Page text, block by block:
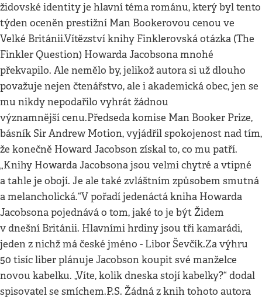
židovské identity je hlavní téma románu, který byl tento
týden oceněn prestižní Man Bookerovou cenou ve
Velké Británii.Vítězství knihy Finklerovská otázka (The
Finkler Question) Howarda Jacobsona mnohé
překvapilo. Ale nemělo by, jelikož autora si už dlouho
považuje nejen čtenářstvo, ale i akademická obec, jen se
mu nikdy nepodařilo vyhrát žádnou
významnější cenu.Předseda komise Man Booker Prize,
básník Sir Andrew Motion, vyjádřil spokojenost nad tím,
že konečně Howard Jacobson získal to, co mu patří.
„Knihy Howarda Jacobsona jsou velmi chytré a vtipné
a tahle je obojí. Je ale také zvláštním způsobem smutná
a melancholická.“V pořadí jedenáctá kniha Howarda
Jacobsona pojednává o tom, jaké to je být Židem
v dnešní Británii. Hlavními hrdiny jsou tři kamarádi,
jeden z nichž má české jméno - Libor Ševčík.Za výhru
50 tisíc liber plánuje Jacobson koupit své manželce
novou kabelku. „Víte, kolik dneska stojí kabelky?“ dodal
spisovatel se smíchem.P.S. Žádná z knih tohoto autora